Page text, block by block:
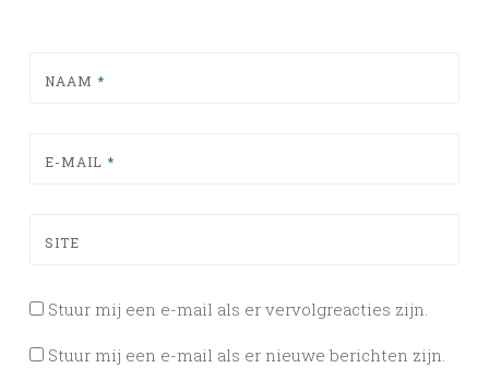
NAAM *
E-MAIL *
SITE
Stuur mij een e-mail als er vervolgreacties zijn.
Stuur mij een e-mail als er nieuwe berichten zijn.